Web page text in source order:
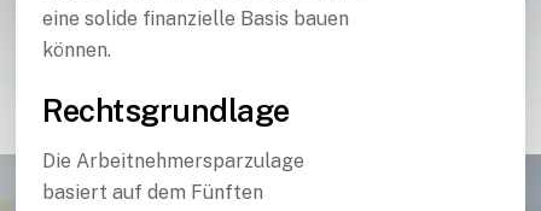
eine solide finanzielle Basis bauen
können.
Rechtsgrundlage
Die Arbeitnehmersparzulage
basiert auf dem Fünften